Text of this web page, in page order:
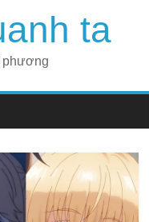
ta
phương